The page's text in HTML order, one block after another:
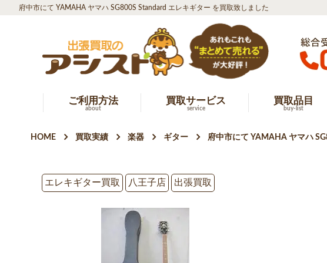
府中市にて YAMAHA ヤマハ SG800S Standard エレキギター を買取致しました
ご利用方法
about
買取サービス
service
買取品目
buy-list
HOME 買取実績 楽器 ギター 府中市にて YAMAHA ヤマハ
エレキギター買取
八王子店 出張買取